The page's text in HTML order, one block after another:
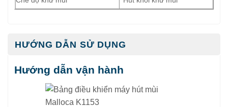
HƯỚNG DẪN SỬ DỤNG
Hướng dẫn vận hành